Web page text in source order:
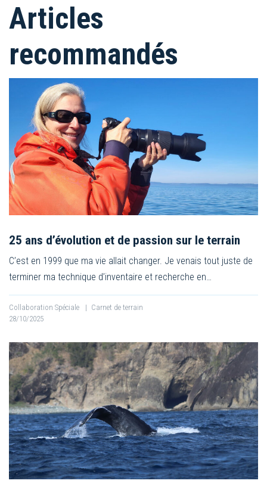
Articles
recommandés
25 ans d’évolution et de passion sur le terrain
C’est en 1999 que ma vie allait changer. Je venais tout juste de
terminer ma technique d’inventaire et recherche en…
Collaboration Spéciale | Carnet de terrain
28/10/2025